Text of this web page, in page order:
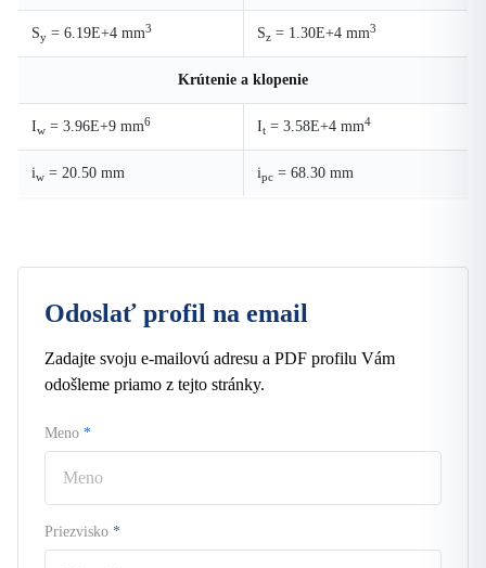
Sy = 6.19E+4 mm3 Sz = 1.30E+4 mm3
Krútenie a klopenie
Iw = 3.96E+9 mm6 It = 3.58E+4 mm4
iw = 20.50 mm ipc = 68.30 mm
Odoslať profil na email
Zadajte svoju e-mailovú adresu a PDF profilu Vám
odošleme priamo z tejto stránky.
Meno *
Priezvisko *